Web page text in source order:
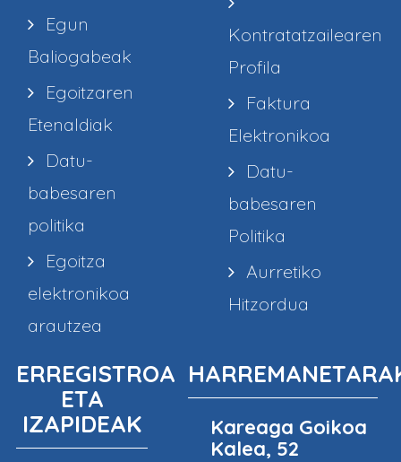
Egun
Baliogabeak
Egoitzaren
Etenaldiak
Datu-
babesaren
politika
Egoitza
elektronikoa
arautzea
Kontratatzailearen
Profila
Faktura
Elektronikoa
Datu-
babesaren
Politika
Aurretiko
Hitzordua
ERREGISTROA
ETA
IZAPIDEAK
Kareaga Goikoa
Kalea, 52